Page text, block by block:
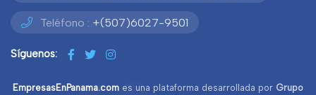
Teléfono : +(507)6027-9501
Síguenos:
EmpresasEnPanama.com es una plataforma desarrollada por Grupo